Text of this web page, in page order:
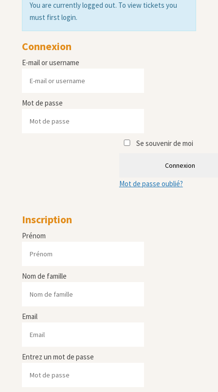
You are currently logged out. To view tickets you
must first login.
Connexion
E-mail or username
Mot de passe
Se souvenir de moi
Connexion
Mot de passe oublié?
Inscription
Prénom
Nom de famille
Email
Entrez un mot de passe